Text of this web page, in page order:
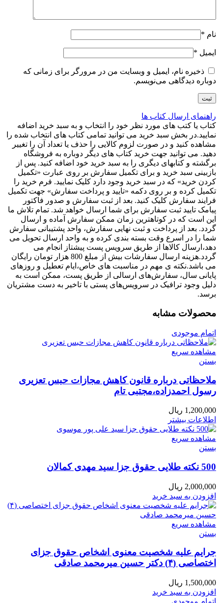
نام *
ایمیل *
ذخیره نام، ایمیل و وبسایت من در مرورگر برای زمانی که
دوباره دیدگاهی می‌نویسم.
راهنمای ارسال کتاب ها
کتاب یا کتب های مورد نظر خود را انتخاب و به سبد خرید اضافه
نمایید.در بخش سبد خرید می توانید تمامی کتاب های انتخاب شده را
مشاهده کنید و در صورت لزوم کالایی را حذف یا تعداد آن را تغییر
دهید. می توانید جهت خرید کتاب های دیگر دوباره به فروشگاه
برگشته و کتابهای دیگری را به سبد خرید خود اضافه کنید. پس از
بازبینی سبد خرید و برای تکمیل سفارش بر روی عبارت «تکمیل
کردن خرید» که در سبد خرید وجود دارد کلیک نمایید. فرم خرید را
تکمیل کرده و بر روی دکمه «تایید و پرداخت سفارش» جهت تکمیل
فرایند سفارش کلیک کنید. بعد از ثبت سفارش و صدور فاکتور
پیامک تایید ثبت سفارش برای شما ارسال خواهد شد. تمام تلاش ما
این است که در کوتاهترین زمان ممکن سفارش آماده و ارسال
گردد. بعد از پرداخت و ثبت نهایی سفارش، واحد پشتیبانی سفارش
شما را در اسرع وقت بسته بندی کرده و به واحد ارسال تحویل می
دهد،ارسال کالاها از طریق سرویس پست پیشتاز انجام می
گردد.هزینه ارسال سفارشات بیش از مبلغ 800 هزار تومان رایگان
می باشد.نکته ی مهم در مناسبت‌ های خاص،ایام تعطیل و روزهای
پایانی سال، سفارش‌‏های ارسالی از طریق پست، ممکن است به
دلیل وجود ترافیک در سرویس‌‏های پستی با تاخیر به دست مشتریان
برسد.
محصولات مشابه
اتمام موجودی
مشاهده سریع
بستن
ملاحظاتی درباره قانون کاهش مجازات حبس تعزیری
رسول احمدزاده،مجتبی تام
1,200,000 ریال
اطلاعات بیشتر
مشاهده سریع
بستن
500 نکته طلایی حقوق جزا سید مهدی کمالان
2,000,000 ریال
افزودن به سبد خرید
مشاهده سریع
بستن
جرايم عليه شخصيت معنوی اشخاص حقوق جزای
اختصاصی (۴) دکتر حسین میرمحمد صادقی
1,500,000 ریال
افزودن به سبد خرید